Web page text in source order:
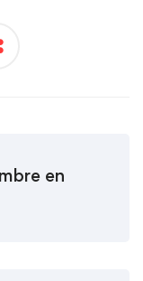
en